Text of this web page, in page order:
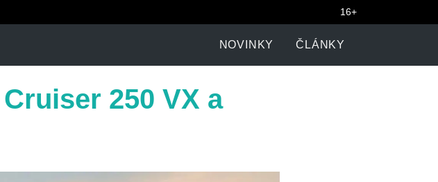
16+
NOVINKY ČLÁNKY
250 VX a